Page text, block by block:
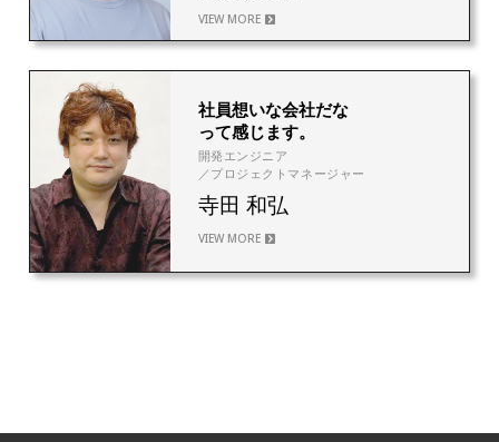
VIEW MORE
社員想いな会社だな
って感じます。
開発エンジニア
／プロジェクトマネージャー
寺田 和弘
VIEW MORE